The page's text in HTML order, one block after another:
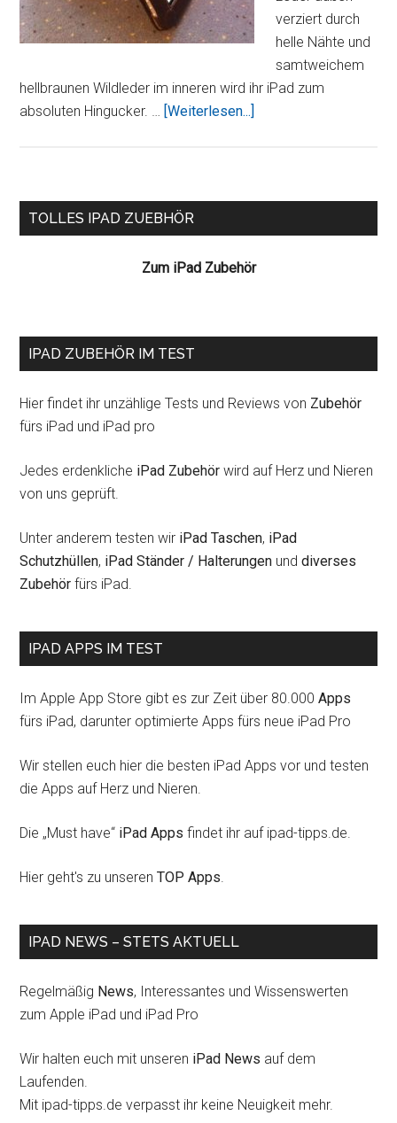
verziert durch
helle Nähte und
samtweichem
hellbraunen Wildleder im inneren wird ihr iPad zum
absoluten Hingucker. … [Weiterlesen...]
Seitenspalte
TOLLES IPAD ZUEBHÖR
Zum iPad Zubehör
IPAD ZUBEHÖR IM TEST
Hier findet ihr unzählige Tests und Reviews von Zubehör
fürs iPad und iPad pro
Jedes erdenkliche iPad Zubehör wird auf Herz und Nieren
von uns geprüft.
Unter anderem testen wir iPad Taschen, iPad
Schutzhüllen, iPad Ständer / Halterungen unddiverses
Zubehör fürs iPad.
IPAD APPS IM TEST
Im Apple App Store gibt es zur Zeit über 80.000Apps
fürs iPad, darunter optimierte Apps fürs neue iPad Pro
Wir stellen euch hier die besten iPad Apps vor und testen
die Apps auf Herz und Nieren.
Die „Must have“ iPad Apps findet ihr auf ipad-tipps.de.
Hier geht's zu unserenTOP Apps.
IPAD NEWS – STETS AKTUELL
Regelmäßig News, Interessantes und Wissenswerten
zum Apple iPad und iPad Pro
Wir halten euch mit unseren iPad News auf dem
Laufenden.
Mit ipad-tipps.de verpasst ihr keine Neuigkeit mehr.